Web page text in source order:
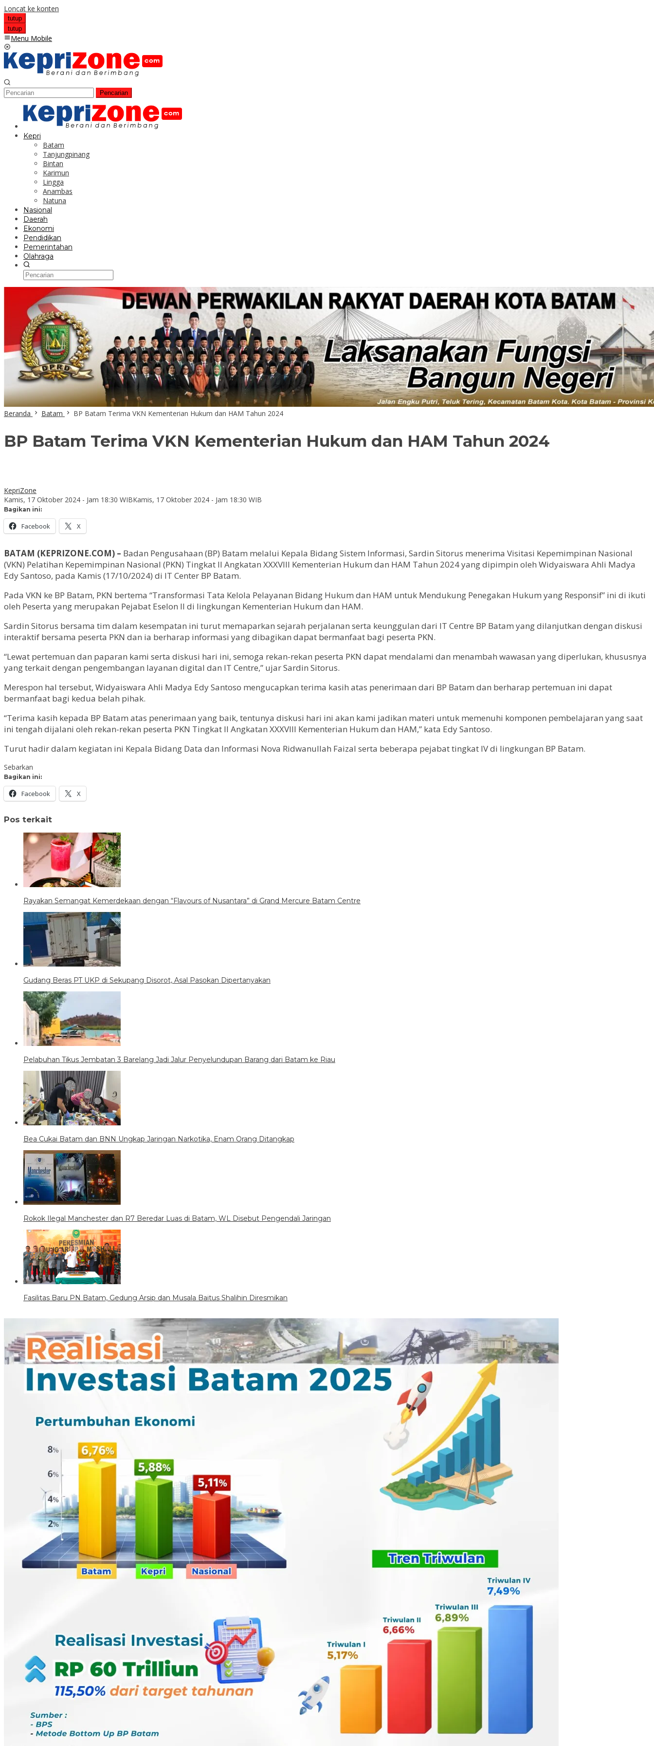
Loncat ke konten
tutup
tutup
Menu Mobile
Pencarian
Kepri
Batam
Tanjungpinang
Bintan
Karimun
Lingga
Anambas
Natuna
Nasional
Daerah
Ekonomi
Pendidikan
Pemerintahan
Olahraga
Beranda Batam BP Batam Terima VKN Kementerian Hukum dan HAM Tahun 2024
BP Batam Terima VKN Kementerian Hukum dan HAM Tahun 2024
KepriZone
Kamis, 17 Oktober 2024 - Jam 18:30 WIBKamis, 17 Oktober 2024 - Jam 18:30 WIB
Bagikan ini:
Facebook X
BATAM (KEPRIZONE.COM) – Badan Pengusahaan (BP) Batam melalui Kepala Bidang Sistem Informasi, Sardin Sitorus menerima Visitasi Kepemimpinan Nasional
(VKN) Pelatihan Kepemimpinan Nasional (PKN) Tingkat II Angkatan XXXVIII Kementerian Hukum dan HAM Tahun 2024 yang dipimpin oleh Widyaiswara Ahli Madya
Edy Santoso, pada Kamis (17/10/2024) di IT Center BP Batam.
Pada VKN ke BP Batam, PKN bertema “Transformasi Tata Kelola Pelayanan Bidang Hukum dan HAM untuk Mendukung Penegakan Hukum yang Responsif” ini di ikuti
oleh Peserta yang merupakan Pejabat Eselon II di lingkungan Kementerian Hukum dan HAM.
Sardin Sitorus bersama tim dalam kesempatan ini turut memaparkan sejarah perjalanan serta keunggulan dari IT Centre BP Batam yang dilanjutkan dengan diskusi
interaktif bersama peserta PKN dan ia berharap informasi yang dibagikan dapat bermanfaat bagi peserta PKN.
“Lewat pertemuan dan paparan kami serta diskusi hari ini, semoga rekan-rekan peserta PKN dapat mendalami dan menambah wawasan yang diperlukan, khususnya
yang terkait dengan pengembangan layanan digital dan IT Centre,” ujar Sardin Sitorus.
Merespon hal tersebut, Widyaiswara Ahli Madya Edy Santoso mengucapkan terima kasih atas penerimaan dari BP Batam dan berharap pertemuan ini dapat
bermanfaat bagi kedua belah pihak.
“Terima kasih kepada BP Batam atas penerimaan yang baik, tentunya diskusi hari ini akan kami jadikan materi untuk memenuhi komponen pembelajaran yang saat
ini tengah dijalani oleh rekan-rekan peserta PKN Tingkat II Angkatan XXXVIII Kementerian Hukum dan HAM,” kata Edy Santoso.
Turut hadir dalam kegiatan ini Kepala Bidang Data dan Informasi Nova Ridwanullah Faizal serta beberapa pejabat tingkat IV di lingkungan BP Batam.
Sebarkan
Bagikan ini:
Facebook X
Pos terkait
Rayakan Semangat Kemerdekaan dengan “Flavours of Nusantara” di Grand Mercure Batam Centre
Gudang Beras PT UKP di Sekupang Disorot, Asal Pasokan Dipertanyakan
Pelabuhan Tikus Jembatan 3 Barelang Jadi Jalur Penyelundupan Barang dari Batam ke Riau
Bea Cukai Batam dan BNN Ungkap Jaringan Narkotika, Enam Orang Ditangkap
Rokok Ilegal Manchester dan R7 Beredar Luas di Batam, WL Disebut Pengendali Jaringan
Fasilitas Baru PN Batam, Gedung Arsip dan Musala Baitus Shalihin Diresmikan